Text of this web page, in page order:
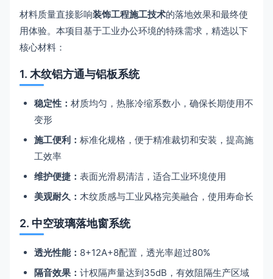
材料质量直接影响装饰工程施工技术的落地效果和最终使
用体验。本项目基于工业办公环境的特殊需求，精选以下
核心材料：
1. 木纹铝方通与铝板系统
稳定性： 材质均匀，热胀冷缩系数小，确保长期使用不
变形
施工便利： 标准化规格，便于精准裁切和安装，提高施
工效率
维护便捷： 表面光滑易清洁，适合工业环境使用
美观耐久： 木纹质感与工业风格完美融合，使用寿命长
2. 中空玻璃落地窗系统
透光性能： 8+12A+8配置，透光率超过80%
隔音效果： 计权隔声量达到35dB，有效阻隔生产区域